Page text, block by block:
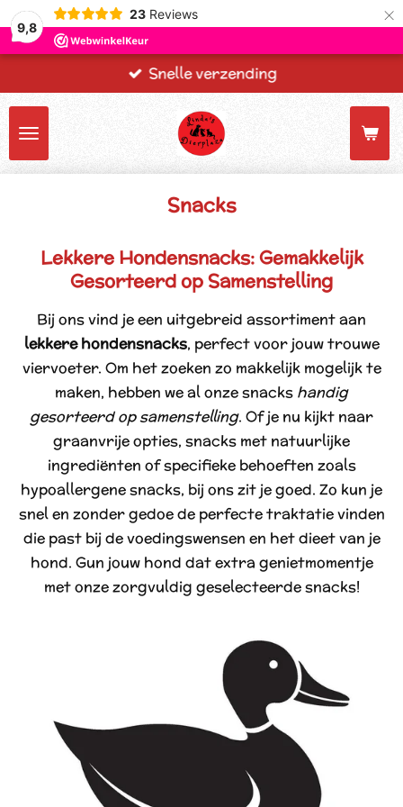
9,8
23 Reviews ×
Snelle verzending
Snacks
Lekkere Hondensnacks: Gemakkelijk
Gesorteerd op Samenstelling
Bij ons vind je een uitgebreid assortiment aan
lekkere hondensnacks, perfect voor jouw trouwe
viervoeter. Om het zoeken zo makkelijk mogelijk te
maken, hebben we al onze snacks handig
gesorteerd op samenstelling. Of je nu kijkt naar
graanvrije opties, snacks met natuurlijke
ingrediënten of specifieke behoeften zoals
hypoallergene snacks, bij ons zit je goed. Zo kun je
snel en zonder gedoe de perfecte traktatie vinden
die past bij de voedingswensen en het dieet van je
hond. Gun jouw hond dat extra genietmomentje
met onze zorgvuldig geselecteerde snacks!